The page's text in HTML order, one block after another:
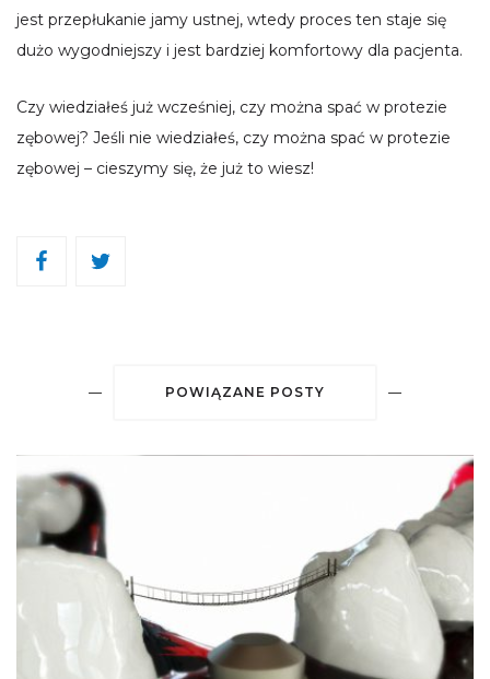
jest przepłukanie jamy ustnej, wtedy proces ten staje się
dużo wygodniejszy i jest bardziej komfortowy dla pacjenta.
Czy wiedziałeś już wcześniej, czy można spać w protezie
zębowej? Jeśli nie wiedziałeś, czy można spać w protezie
zębowej – cieszymy się, że już to wiesz!
POWIĄZANE POSTY